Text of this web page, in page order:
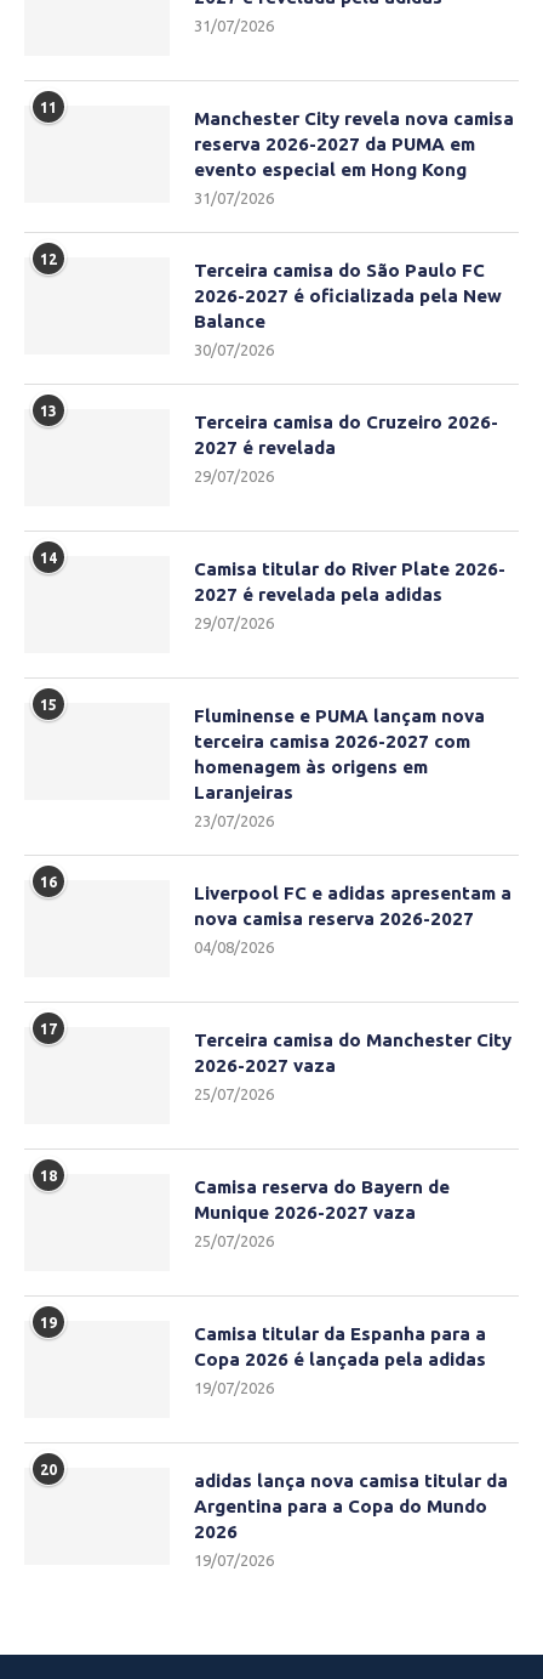
31/07/2026
11
Manchester City revela nova camisa
reserva 2026-2027 da PUMA em
evento especial em Hong Kong
31/07/2026
12
Terceira camisa do São Paulo FC
2026-2027 é oficializada pela New
Balance
30/07/2026
13
Terceira camisa do Cruzeiro 2026-
2027 é revelada
29/07/2026
14
Camisa titular do River Plate 2026-
2027 é revelada pela adidas
29/07/2026
15
Fluminense e PUMA lançam nova
terceira camisa 2026-2027 com
homenagem às origens em
Laranjeiras
23/07/2026
16
Liverpool FC e adidas apresentam a
nova camisa reserva 2026-2027
04/08/2026
17
Terceira camisa do Manchester City
2026-2027 vaza
25/07/2026
18
Camisa reserva do Bayern de
Munique 2026-2027 vaza
25/07/2026
19
Camisa titular da Espanha para a
Copa 2026 é lançada pela adidas
19/07/2026
20
adidas lança nova camisa titular da
Argentina para a Copa do Mundo
2026
19/07/2026